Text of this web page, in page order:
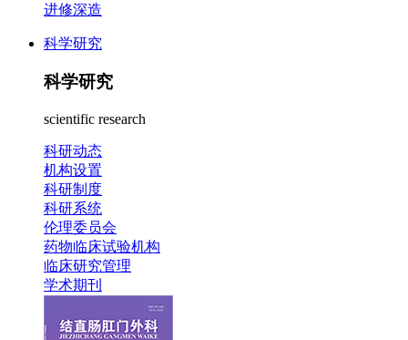
进修深造
科学研究
科学研究
scientific research
科研动态
机构设置
科研制度
科研系统
伦理委员会
药物临床试验机构
临床研究管理
学术期刊